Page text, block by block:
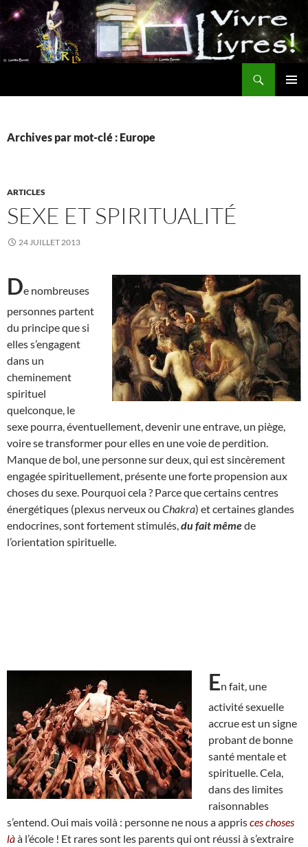
Aller
au
contenu
Archives par mot-clé : Europe
ARTICLES
SEXE ET SPIRITUALITÉ
24 JUILLET 2013
De nombreuses
personnes partent
du principe que si
elles s’engagent
dans un
cheminement
spirituel
quelconque, le
sexe pourra, éventuellement, devenir une entrave, un piège,
voire se transformer pour elles en une voie de perdition.
Manque de bol, une personne sur deux, qui est sincèrement
engagée spirituellement, présente une forte propension aux
choses du sexe. Pourquoi cela ? Parce que certains centres
énergétiques (plexus nerveux ou Chakra) et certaines glandes
endocrines, sont fortement stimulés, du fait mêmede
l’orientation spirituelle.
En fait, une
activité sexuelle
accrue est un signe
probant de bonne
santé mentale et
spirituelle. Cela,
dans des limites
raisonnables
s’entend. Oui mais voilà : personne ne nous a apprisces choses
làà l’école ! Et rares sont les parents qui ont réussi à s’extraire